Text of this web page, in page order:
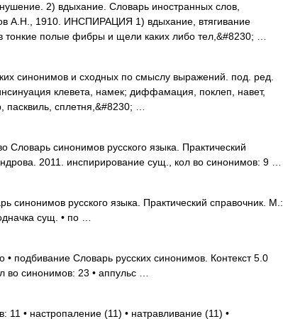
2) вдыхание. Словарь иностранных слов,
А.Н., 1910. ИНСПИРАЦИЯ 1) вдыхание, втягивание
тонкие полые фибры и щели каких либо тел,&#8230; …
синонимов и сходных по смыслу выражений. под. ред.
клевета, намек; диффамация, поклеп, навет,
пасквиль, сплетня,&#8230; …
Словарь синонимов русского языка. Практический
2011. инспирирование сущ., кол во синонимов: 9 …
синонимов русского языка. Практический справочник. М.:
сущ. • по …
• подбивание Словарь русских синонимов. Контекст 5.0
синонимов: 23 • аппульс …
• настропаление (11) • натравливание (11) •